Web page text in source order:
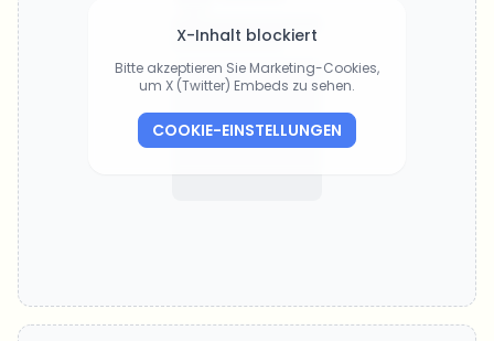
X-Inhalt blockiert
Bitte akzeptieren Sie Marketing-Cookies,
um X (Twitter) Embeds zu sehen.
COOKIE-EINSTELLUNGEN